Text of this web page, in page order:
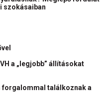
szokásaiban
a „legjobb” állításokat
forgalommal találkoznak a